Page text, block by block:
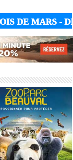
RUSSIE